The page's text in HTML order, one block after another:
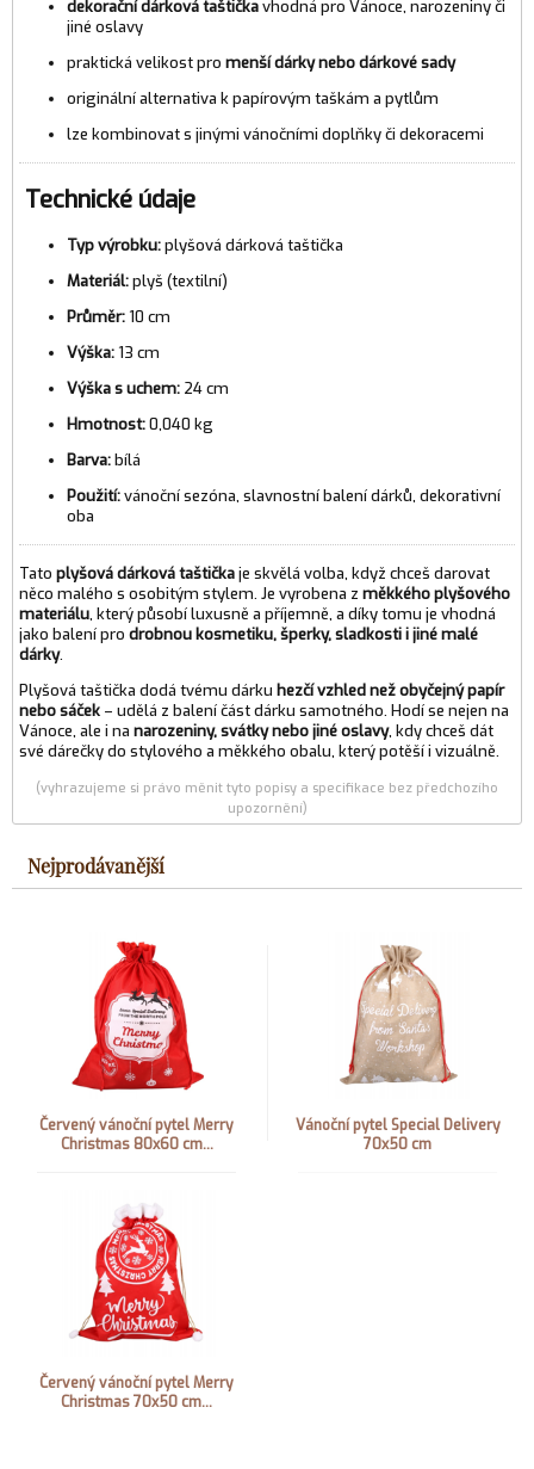
dekorační dárková taštičkavhodná pro Vánoce, narozeniny či
jiné oslavy
praktická velikost pro menší dárky nebo dárkové sady
originální alternativa k papírovým taškám a pytlům
lze kombinovat s jinými vánočními doplňky či dekoracemi
Technické údaje
Typ výrobku:plyšová dárková taštička
Materiál:plyš (textilní)
Průměr: 10 cm
Výška: 13 cm
Výška s uchem: 24 cm
Hmotnost:0,040 kg
Barva:bílá
Použití:vánoční sezóna, slavnostní balení dárků, dekorativní
oba
Tato plyšová dárková taštičkaje skvělá volba, když chceš darovat
něco malého s osobitým stylem. Je vyrobena z měkkého plyšového
materiálu, který působí luxusně a příjemně, a díky tomu je vhodná
jako balení pro drobnou kosmetiku, šperky, sladkosti i jiné malé
dárky.
Plyšová taštička dodá tvému dárku hezčí vzhled než obyčejný papír
nebo sáček – udělá z balení část dárku samotného. Hodí se nejen na
Vánoce, ale i na narozeniny, svátky nebo jiné oslavy, kdy chceš dát
své dárečky do stylového a měkkého obalu, který potěší i vizuálně.
(vyhrazujeme si právo měnit tyto popisy a specifikace bez předchozího
upozornění)
Nejprodávanější
Červený vánoční pytel Merry
Christmas 80x60 cm...
Vánoční pytel Special Delivery
70x50 cm
Červený vánoční pytel Merry
Christmas 70x50 cm...